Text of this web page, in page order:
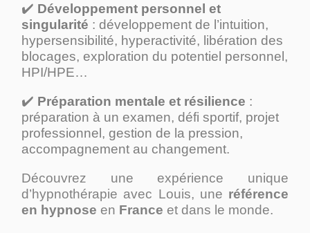
✔️ Développement personnel et
singularité : développement de l’intuition,
hypersensibilité, hyperactivité, libération des
blocages, exploration du potentiel personnel,
HPI/HPE…
✔️ Préparation mentale et résilience :
préparation à un examen, défi sportif, projet
professionnel, gestion de la pression,
accompagnement au changement.
Découvrez une expérience unique
d’hypnothérapie avec Louis, une référence
en hypnose en France et dans le monde.